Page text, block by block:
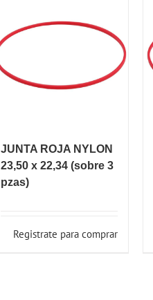
JUNTA ROJA NYLON
23,50 x 22,34 (sobre 3
pzas)
Registrate para comprar